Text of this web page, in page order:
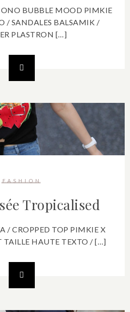
BUBBLE MOOD PIMKIE
/ SANDALES BALSAMIK /
PLASTRON […]
FASHION
Tropicalised
/ CROPPED TOP PIMKIE X
TAILLE HAUTE TEXTO / […]